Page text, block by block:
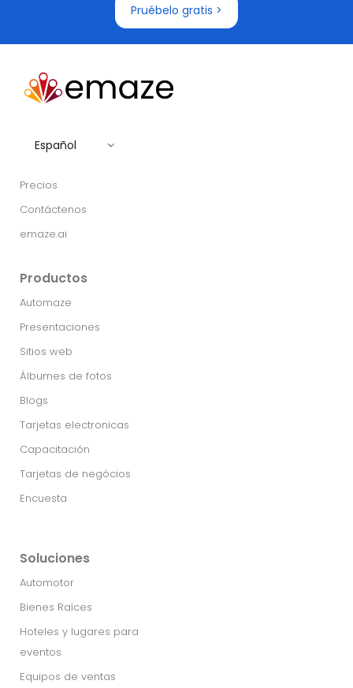
Pruébelo gratis >
Español
Precios
Contáctenos
emaze.ai
Productos
Automaze
Presentaciones
Sitios web
Álbumes de fotos
Blogs
Tarjetas electronicas
Capacitación
Tarjetas de negócios
Encuesta
Soluciones
Automotor
Bienes Raíces
Hoteles y lugares para
eventos
Equipos de ventas